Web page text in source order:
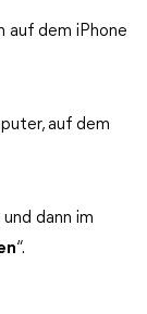
auf dem iPhone
auf dem
dann im
“.